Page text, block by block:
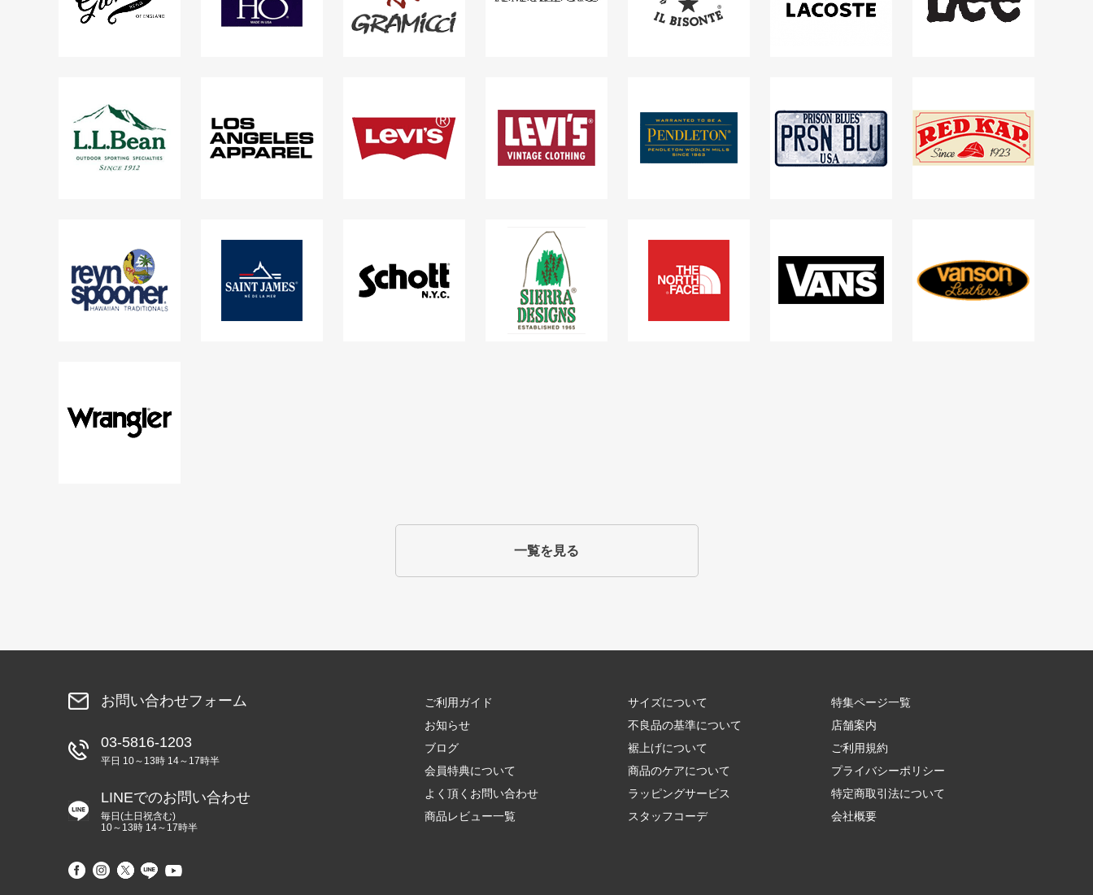
一覧を見る
お問い合わせフォーム
03-5816-1203
平日 10～13時 14～17時半
LINEでのお問い合わせ
毎日(土日祝含む)
10～13時 14～17時半
ご利用ガイド
お知らせ
ブログ
会員特典について
よく頂くお問い合わせ
商品レビュー一覧
サイズについて
不良品の基準について
裾上げについて
商品のケアについて
ラッピングサービス
スタッフコーデ
特集ページ一覧
店舗案内
ご利用規約
プライバシーポリシー
特定商取引法について
会社概要